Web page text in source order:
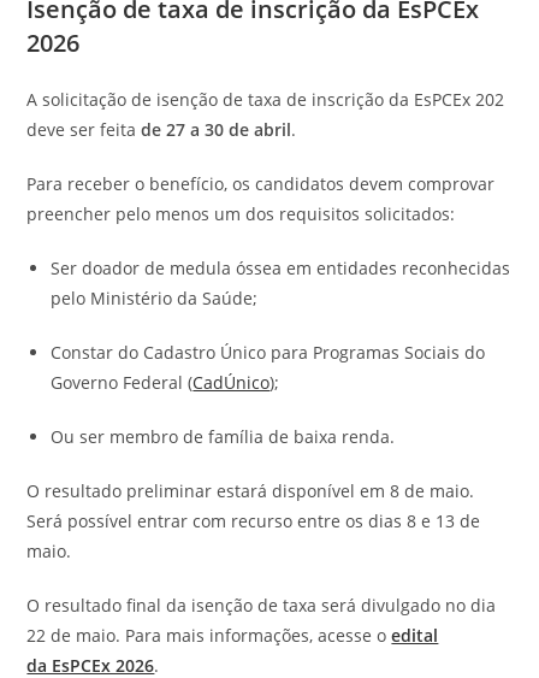
Isenção de taxa de inscrição da EsPCEx
2026
A solicitação de isenção de taxa de inscrição da EsPCEx 202
deve ser feitade 27 a 30 de abril.
Para receber o benefício, os candidatos devem comprovar
preencher pelo menos um dos requisitos solicitados:
Ser doador de medula óssea em entidades reconhecidas
pelo Ministério da Saúde;
Constar do Cadastro Único para Programas Sociais do
Governo Federal (CadÚnico);
Ou ser membro de família de baixa renda.
O resultado preliminar estará disponível em 8 de maio.
Será possível entrar com recurso entre os dias 8 e 13 de
maio.
O resultado final da isenção de taxa será divulgado no dia
22 de maio. Para mais informações, acesse oedital
da EsPCEx 2026.